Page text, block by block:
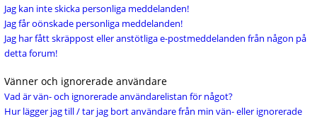
Jag kan inte skicka personliga meddelanden!
Jag får oönskade personliga meddelanden!
Jag har fått skräppost eller anstötliga e-postmeddelanden från någon på
detta forum!
Vänner och ignorerade användare
Vad är vän- och ignorerade användarelistan för något?
Hur lägger jag till / tar jag bort användare från min vän- eller ignorerade